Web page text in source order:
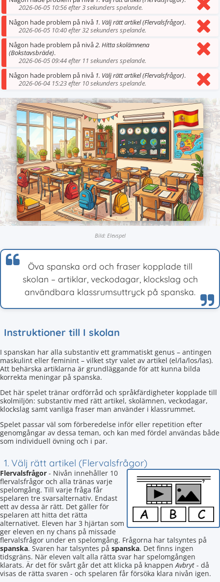
2026-06-05 10:56 efter 3 sekunders spelande.
Någon hade problem på nivå 1. Välj rätt artikel (Flervalsfrågor).
2026-06-05 10:40 efter 32 sekunders spelande.
Någon hade problem på nivå2. Hitta skolämnena
(Bokstavsbräde).
2026-06-05 09:44 efter 11 sekunders spelande.
Någon hade problem på nivå 1. Välj rätt artikel (Flervalsfrågor).
2026-06-04 15:23 efter 10 sekunders spelande.
Bild: Elevspel
Öva spanska ord och fraser kopplade till
skolan – artiklar, veckodagar, klockslag och
användbara klassrumsuttryck på spanska.
Instruktioner till I skolan
I spanskan har alla substantiv ett grammatiskt genus – antingen
maskulint eller feminint – vilket styr valet av artikel (el/la/los/las).
Att behärska artiklarna är grundläggande för att kunna bilda
korrekta meningar på spanska.
Det här spelet tränar ordförråd och språkfärdigheter kopplade till
skolmiljön: substantiv med rätt artikel, skolämnen, veckodagar,
klockslag samt vanliga fraser man använder i klassrummet.
Spelet passar väl som förberedelse inför eller repetition efter
genomgångar av dessa teman, och kan med fördel användas både
som individuell övning och i par.
1. Välj rätt artikel (Flervalsfrågor)
Flervalsfrågor - Nivån innehåller 10
flervalsfrågor och alla tränas varje
spelomgång. Till varje fråga får
spelaren tre svarsalternativ. Endast
ett av dessa är rätt. Det gäller för
spelaren att hitta det rätta
alternativet. Eleven har 3 hjärtan som
ger eleven en ny chans på missade
flervalsfrågor under en spelomgång. Frågorna har talsyntes på
spanska. Svaren har talsyntes på spanska. Det finns ingen
tidsgräns. När eleven valt alla rätta svar har spelomgången
klarats. Är det för svårt går det att klicka på knappenAvbryt - då
visas de rätta svaren - och spelaren får försöka klara nivån igen.